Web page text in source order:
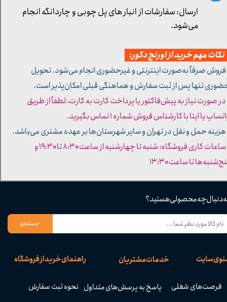
راهنمای خرید از فروشگاه
نحوه ثبت سفارش
خدمات مشتریان
پاسخ به پرسش‌های متداول
سایت
فرصت‌های شغلی
دنبال چه محصولی هستید؟
جستجو
مهم خرید از اورنج دکور:
صرفاً به‌صورت اینترنتی و غیرحضوری انجام می‌شود. تحویل
تنها پس از ثبت سفارش و هماهنگی قبلی امکان‌پذیر است.
صورت نیاز به پیش‌فاکتور یا پرداخت کارت به کارت، لطفاً از طریق
یا ایتا با کارشناس فروش شماره ۱ تماس بگیرید.
حمل و نقل در تهران و سایر شهرستان‌ها بر عهده مشتری می‌باشد.
- ساعات کاری فروشگاه: شنبه تا چهارشنبه از ساعت ۸:۳۰ تا ۱۹:۳۰ و
تا ساعت ۱۳:۳۰​​​​​​​
ارسال: سفارشات از انبار های پل چوبی و چاردانگه انجام
می‌شود.